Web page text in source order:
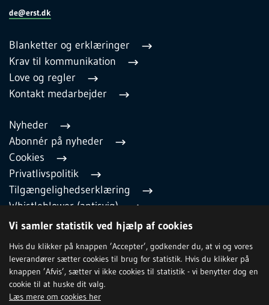
Vi samler statistik ved hjælp af cookies
Hvis du klikker på knappen ’Accepter’, godkender du, at vi og vores
leverandører sætter cookies til brug for statistik. Hvis du klikker på
knappen ’Afvis’, sætter vi ikke cookies til statistik - vi benytter dog en
cookie til at huske dit valg.
Læs mere om cookies her
de@erst.dk
Blanketter og erklæringer
Krav til kommunikation
Love og regler
Kontakt medarbejder
Nyheder
Abonnér på nyheder
Cookies
Privatlivspolitik
Tilgængelighedserklæring
Whistleblower (antisvig)
English
TILMELD NYHEDSBREV